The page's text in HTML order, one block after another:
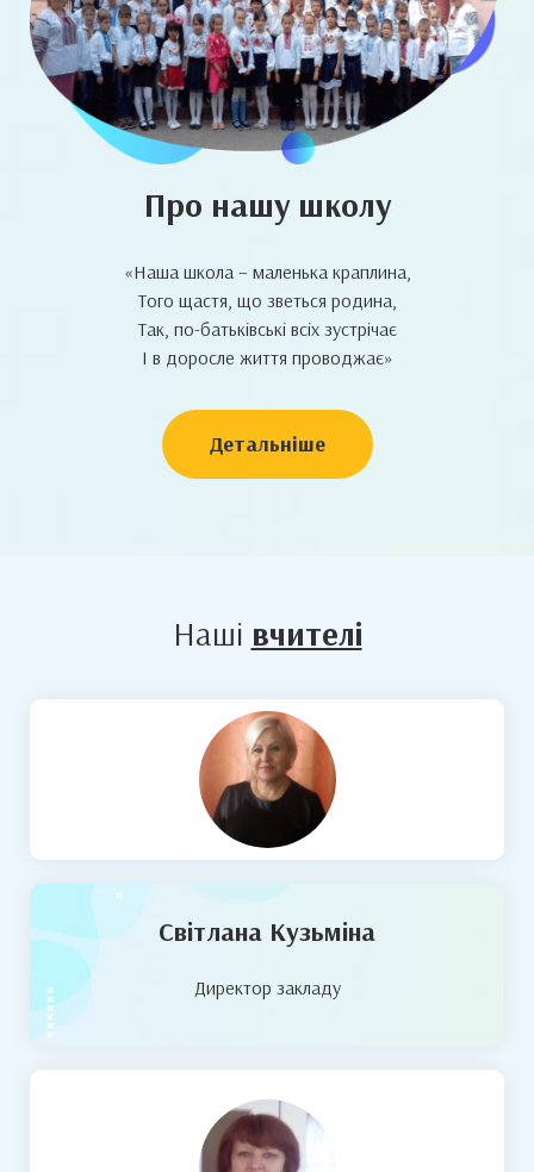
Про нашу школу
«Наша школа – маленька краплина,
Того щастя, що зветься родина,
Так, по-батьківські всіх зустрічає
І в доросле життя проводжає»
Детальніше
Наші вчителі
Cвітлана Кузьміна
Директор закладу